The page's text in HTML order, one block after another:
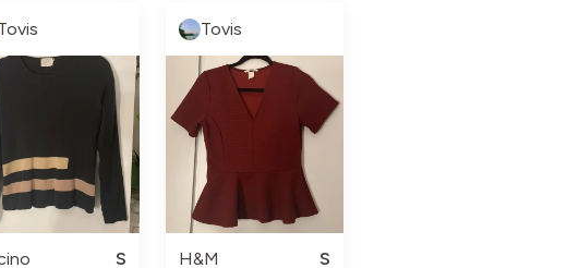
S
Tovis
H&M
S